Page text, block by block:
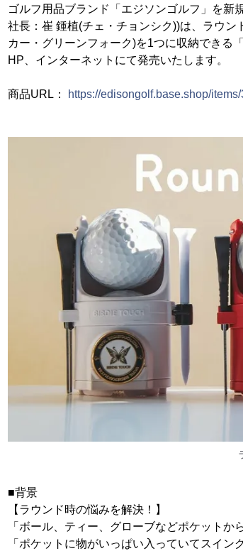
ゴルフ用品ブランド「エジソンゴルフ」を新
社長：崔 鍾植(チェ・チョンシク))は、ラウ
カー・グリーンフォーク)を1つに収納できる
HP、インターネットにて発売いたします。
商品URL： https://edisongolf.base.shop/
■背景
【ラウンド時の悩みを解決！】
「ボール、ティー、グローブなどポケットか
「ポケットに物がいっぱい入っていてスイン